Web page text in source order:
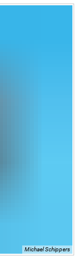
Michael Schippers